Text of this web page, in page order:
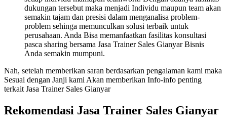
dukungan tersebut maka menjadi Individu maupun team akan
semakin tajam dan presisi dalam menganalisa problem-
problem sehinga memunculkan solusi terbaik untuk
perusahaan. Anda Bisa memanfaatkan fasilitas konsultasi
pasca sharing bersama Jasa Trainer Sales Gianyar Bisnis
Anda semakin mumpuni.
Nah, setelah memberikan saran berdasarkan pengalaman kami maka
Sesuai dengan Janji kami Akan memberikan Info-info penting
terkait Jasa Trainer Sales Gianyar
Rekomendasi Jasa Trainer Sales Gianyar